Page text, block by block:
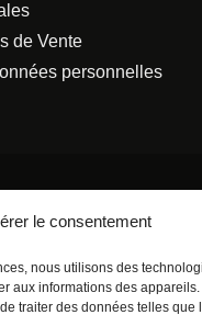
le consentement
nous utilisons des
aux informations des
traiter des données telles que
de Vente
personnelles